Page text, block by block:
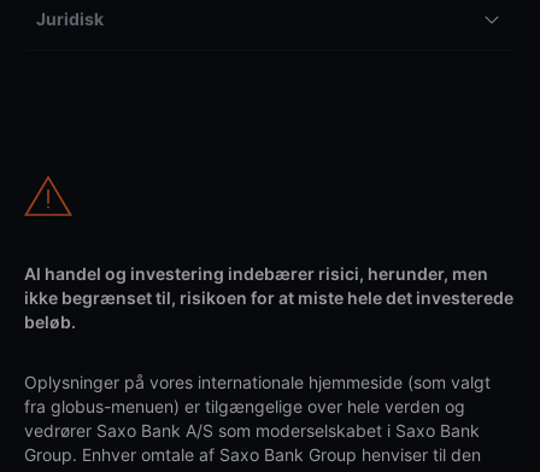
Juridisk
Al handel og investering indebærer risici, herunder, men
ikke begrænset til, risikoen for at miste hele det investerede
beløb.
Oplysninger på vores internationale hjemmeside (som valgt
fra globus-menuen) er tilgængelige over hele verden og
vedrører Saxo Bank A/S som moderselskabet i Saxo Bank
Group. Enhver omtale af Saxo Bank Group henviser til den